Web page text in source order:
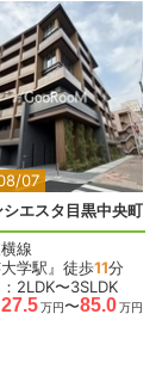
07
2
シエスタ目黒中央町
線
大学駅』徒歩11分
2LDK〜3SLDK
27.5万円〜85.0万円